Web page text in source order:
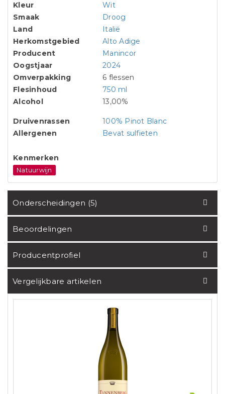
Kleur
Wit
Smaak
Droog
Land
Italië
Herkomstgebied
Alto Adige
Producent
Manincor
Oogstjaar
2024
Omverpakking
6 flessen
Flesinhoud
750 ml
Alcohol
13,00%
Druivenrassen
100% Pinot Blanc
Allergenen
Bevat sulfieten
Kenmerken
Natuurwijn
Onderscheidingen (5)
Beoordelingen
Producentprofiel
Vergelijkbare artikelen